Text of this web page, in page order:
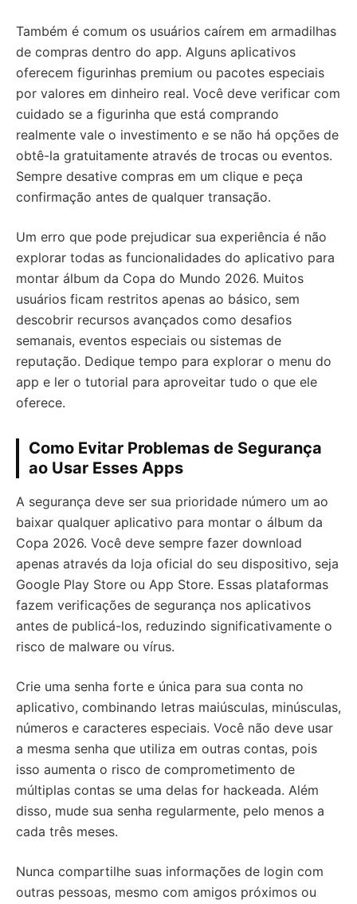
Também é comum os usuários caírem em armadilhas
de compras dentro do app. Alguns aplicativos
oferecem figurinhas premium ou pacotes especiais
por valores em dinheiro real. Você deve verificar com
cuidado se a figurinha que está comprando
realmente vale o investimento e se não há opções de
obtê-la gratuitamente através de trocas ou eventos.
Sempre desative compras em um clique e peça
confirmação antes de qualquer transação.
Um erro que pode prejudicar sua experiência é não
explorar todas as funcionalidades do aplicativo para
montar álbum da Copa do Mundo 2026. Muitos
usuários ficam restritos apenas ao básico, sem
descobrir recursos avançados como desafios
semanais, eventos especiais ou sistemas de
reputação. Dedique tempo para explorar o menu do
app e ler o tutorial para aproveitar tudo o que ele
oferece.
Como Evitar Problemas de Segurança
ao Usar Esses Apps
A segurança deve ser sua prioridade número um ao
baixar qualquer aplicativo para montar o álbum da
Copa 2026. Você deve sempre fazer download
apenas através da loja oficial do seu dispositivo, seja
Google Play Store ou App Store. Essas plataformas
fazem verificações de segurança nos aplicativos
antes de publicá-los, reduzindo significativamente o
risco de malware ou vírus.
Crie uma senha forte e única para sua conta no
aplicativo, combinando letras maiúsculas, minúsculas,
números e caracteres especiais. Você não deve usar
a mesma senha que utiliza em outras contas, pois
isso aumenta o risco de comprometimento de
múltiplas contas se uma delas for hackeada. Além
disso, mude sua senha regularmente, pelo menos a
cada três meses.
Nunca compartilhe suas informações de login com
outras pessoas, mesmo com amigos próximos ou